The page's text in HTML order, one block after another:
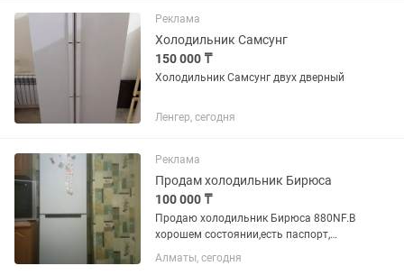
Реклама
Холодильник Самсунг
150 000 ₸
Холодильник Самсунг двух дверный
Ленгер, сегодня
Реклама
Продам холодильник Бирюса
100 000 ₸
Продаю холодильник Бирюса 880NF.В
хорошем состоянии,есть паспорт,
ширина 60см,высота чуть более двух
метров,покупали 27 сентября 2023
Алматы, сегодня